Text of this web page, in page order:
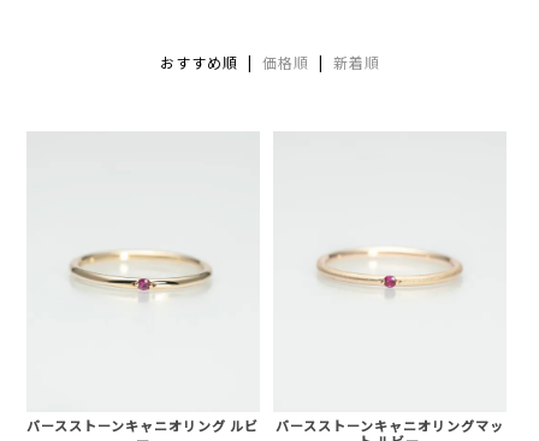
おすすめ順 | 価格順 | 新着順
バースストーンキャニオリング ルビ
バースストーンキャニオリングマッ